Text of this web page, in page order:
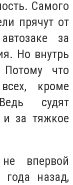
Самого
прячут от
за
Но внутрь
что
кроме
судят
и за тяжкое
впервой
года назад,